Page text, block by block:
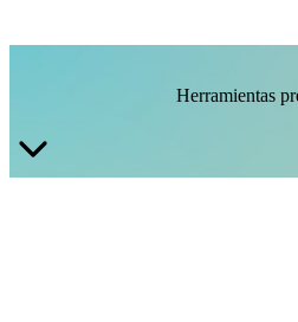
Herramientas